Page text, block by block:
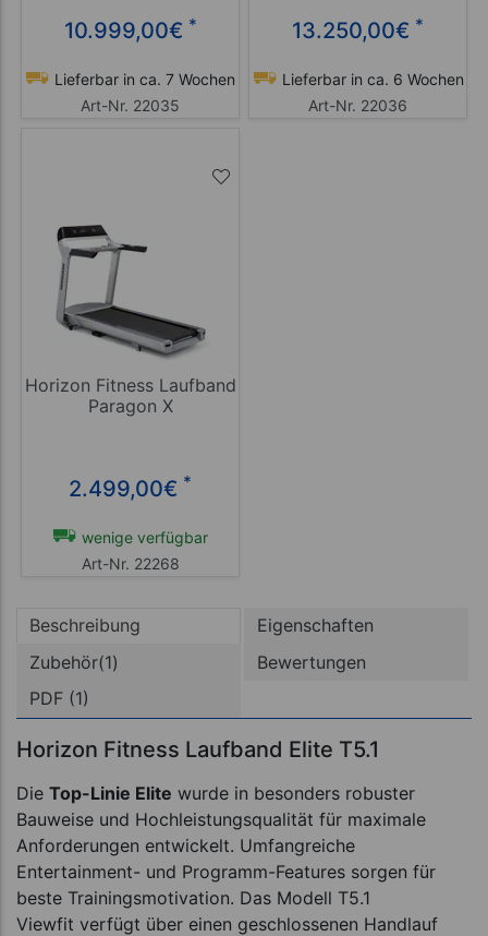
10.999,00€ *
Lieferbar in ca. 7 Wochen
Art-Nr. 22035
13.250,00€ *
Lieferbar in ca. 6 Wochen
Art-Nr. 22036
Horizon Fitness Laufband
Paragon X
2.499,00€ *
wenige verfügbar
Art-Nr. 22268
Beschreibung
Eigenschaften
Zubehör(1)
Bewertungen
PDF (1)
Horizon Fitness Laufband Elite T5.1
Die Top-Linie Elite wurde in besonders robuster
Bauweise und Hochleistungsqualität für maximale
Anforderungen entwickelt. Umfangreiche
Entertainment- und Programm-Features sorgen für
beste Trainingsmotivation. Das Modell T5.1
Viewfit verfügt über einen geschlossenen Handlauf